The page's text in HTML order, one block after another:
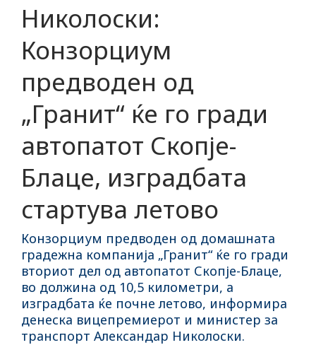
Николоски:
Конзорциум
предводен од
„Гранит“ ќе го гради
автопатот Скопје-
Блаце, изградбата
стартува летово
Конзорциум предводен од домашната
градежна компанија „Гранит“ ќе го гради
вториот дел од автопатот Скопје-Блаце,
во должина од 10,5 километри, а
изградбата ќе почне летово, информира
денеска вицепремиерот и министер за
транспорт Александар Николоски.